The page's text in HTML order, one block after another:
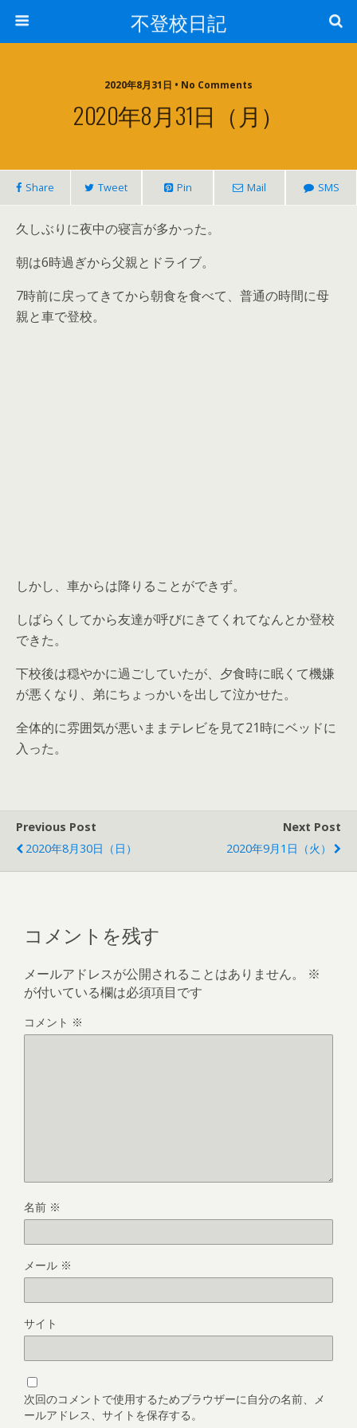
不登校日記
2020年8月31日 • No Comments
2020年8月31日（月）
Share Tweet Pin Mail SMS
久しぶりに夜中の寝言が多かった。
朝は6時過ぎから父親とドライブ。
7時前に戻ってきてから朝食を食べて、普通の時間に母
親と車で登校。
しかし、車からは降りることができず。
しばらくしてから友達が呼びにきてくれてなんとか登校
できた。
下校後は穏やかに過ごしていたが、夕食時に眠くて機嫌
が悪くなり、弟にちょっかいを出して泣かせた。
全体的に雰囲気が悪いままテレビを見て21時にベッドに
入った。
Previous Post
2020年8月30日（日）
Next Post
2020年9月1日（火）
コメントを残す
メールアドレスが公開されることはありません。
※
が付いている欄は必須項目です
コメント ※
名前 ※
メール ※
サイト
次回のコメントで使用するためブラウザーに自分の名前、メ
ールアドレス、サイトを保存する。